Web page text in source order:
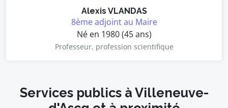
Alexis VLANDAS
8ème adjoint au Maire
Né en 1980 (45 ans)
Professeur, profession scientifique
Services publics à Villeneuve-